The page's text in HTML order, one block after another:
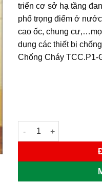
triển cơ sở hạ tầng
phố trọng điểm ở
cao ốc, chung
dụng các thiết bị
Chống Cháy TCC.P1-
CỬA THÉP CHỐNG